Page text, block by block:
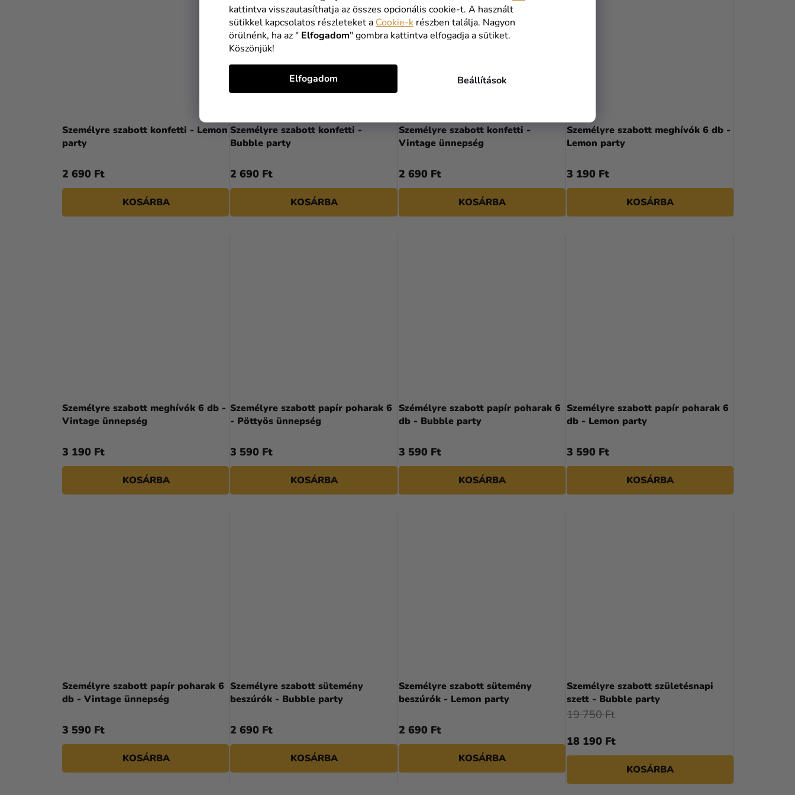
kattintva visszautasíthatja az összes opcionális cookie-t. A használt
sütikkel kapcsolatos részleteket a Cookie-k részben találja. Nagyon
örülnénk, ha az " Elfogadom" gombra kattintva elfogadja a sütiket.
Köszönjük!
Beállítások
Elfogadom
Személyre szabott konfetti - Lemon
party
2 690 Ft
KOSÁRBA
Személyre szabott konfetti -
Bubble party
2 690 Ft
KOSÁRBA
Személyre szabott konfetti -
Vintage ünnepség
2 690 Ft
KOSÁRBA
Személyre szabott meghívók 6 db -
Lemon party
3 190 Ft
KOSÁRBA
Személyre szabott meghívók 6 db -
Vintage ünnepség
3 190 Ft
KOSÁRBA
Személyre szabott papír poharak 6
- Pöttyös ünnepség
3 590 Ft
KOSÁRBA
Szémélyre szabott papír poharak 6
db - Bubble party
3 590 Ft
KOSÁRBA
Személyre szabott papír poharak 6
db - Lemon party
3 590 Ft
KOSÁRBA
Személyre szabott papír poharak 6
db - Vintage ünnepség
3 590 Ft
KOSÁRBA
Személyre szabott sütemény
beszúrók - Bubble party
2 690 Ft
KOSÁRBA
Személyre szabott sütemény
beszúrók - Lemon party
2 690 Ft
KOSÁRBA
Személyre szabott születésnapi
szett - Bubble party
18 190 Ft
19 750 Ft
KOSÁRBA